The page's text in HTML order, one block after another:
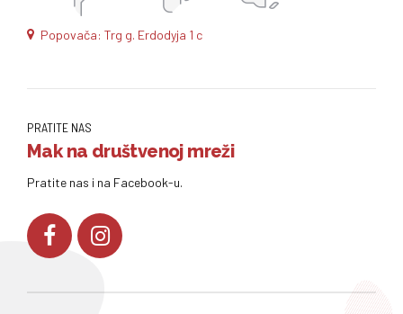
Popovača: Trg g. Erdodyja 1 c
PRATITE NAS
Mak na društvenoj mreži
Pratite nas i na Facebook-u.